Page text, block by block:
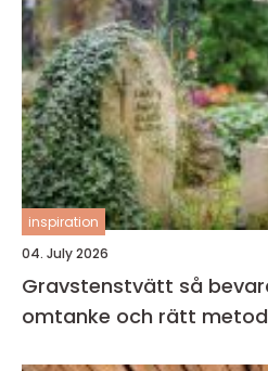
inspiration
04. July 2026
Gravstenstvätt så bevaras minnet med
omtanke och rätt metod